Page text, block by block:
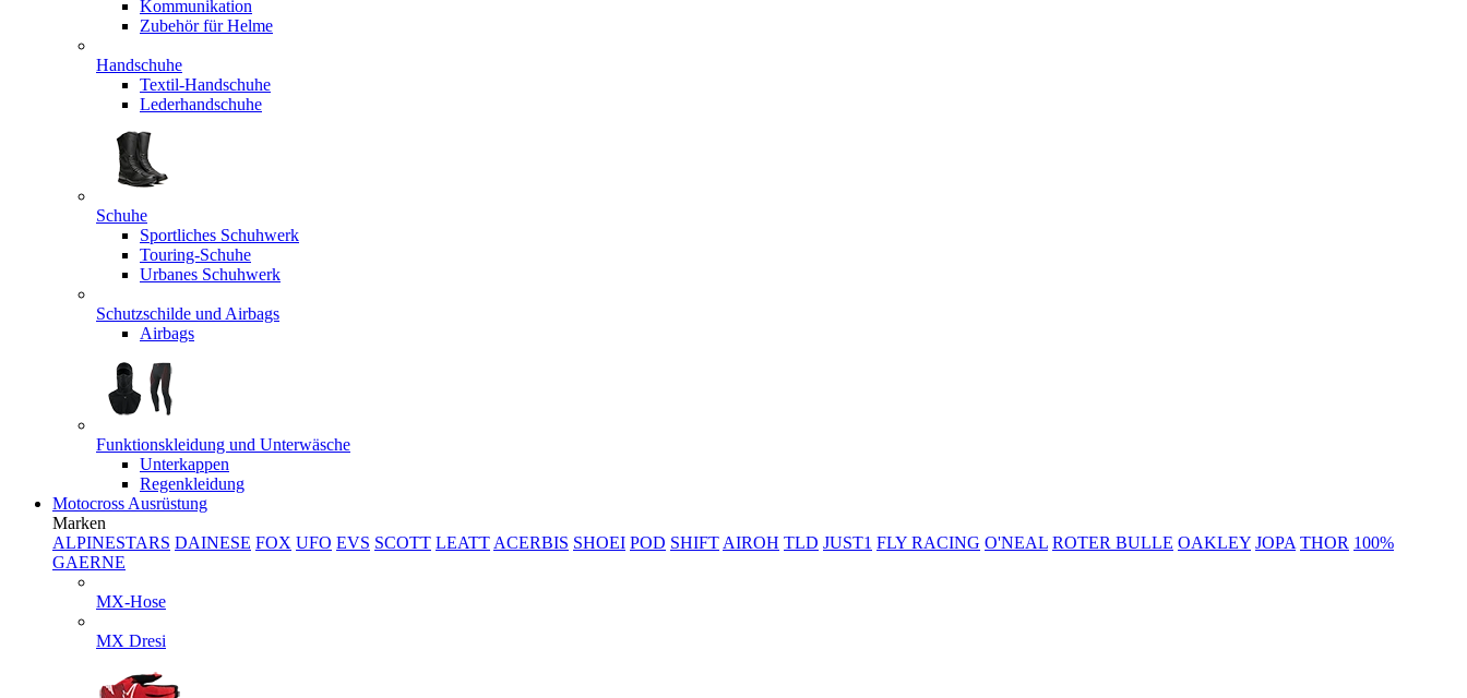
Kommunikation
Zubehör für Helme
Handschuhe
Textil-Handschuhe
Lederhandschuhe
Schuhe
Sportliches Schuhwerk
Touring-Schuhe
Urbanes Schuhwerk
Schutzschilde und Airbags
Airbags
Funktionskleidung und Unterwäsche
Unterkappen
Regenkleidung
Motocross Ausrüstung
Marken
ALPINESTARS DAINESE FOX UFO EVS SCOTT LEATT ACERBIS SHOEI POD SHIFT AIROH TLD JUST1 FLY RACING O'NEAL ROTER BULLE OAKLEY JOPA THOR 100%
GAERNE
MX-Hose
MX Dresi